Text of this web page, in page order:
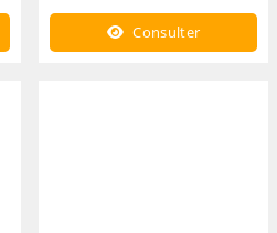
Consulter